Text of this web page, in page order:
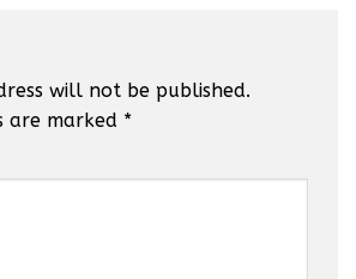
will not be published.
are marked *